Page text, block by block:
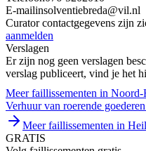
E-mailinsolventiebreda@vil.nl
Curator contactgegevens zijn
aanmelden
Verslagen
Er zijn nog geen verslagen
verslag publiceert, vind je het
Meer faillissementen in
Verhuur van roerende
Meer faillissementen in
GRATIS